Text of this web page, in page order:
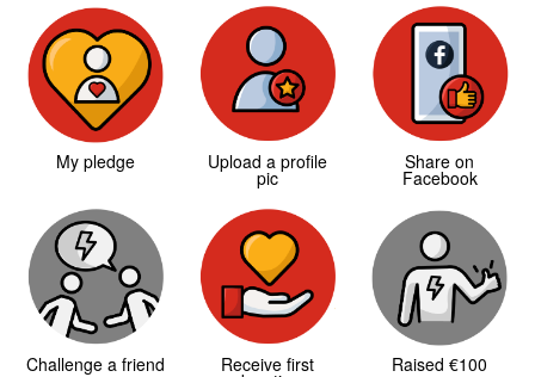
My pledge Upload a profile
pic
Share on
Facebook
Challenge a friend Receive first Raised €100